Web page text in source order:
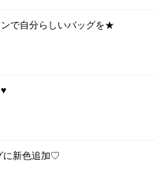
で自分らしいバッグを★
に新色追加♡